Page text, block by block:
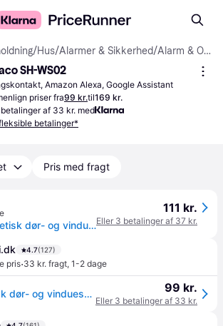
/Hus/Alarmer & Sikkerhed/ Alarm & Overvågning
SH-WS02
Amazon Alexa, Google Assistant
priser fra99 kr.til169 kr.
af 33 kr. med
betalinger*
Pris med fragt
Deltaco Magnetisk dør- og vinduessensor, Wi-Fi, hvid
111 kr.
Eller 3 betalinger af 37 kr.
4.7(127)
pris·33 kr. fragt, 1-2 dage
Deltaco Magnetisk dør- og vinduessensor, Wi-Fi, hvid 99 kr.
Eller 3 betalinger af 33 kr.